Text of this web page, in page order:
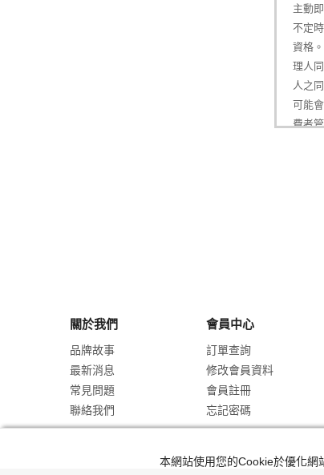
主動
不定
資格
理人
人之
可能
費者
區內
料或
資格
如有
接獲
負有
負責
範圍
載之
第三
關於我們
品牌故事
最新消息
常見問題
聯絡我們
會員中心
訂單查詢
修改會員資料
會員註冊
忘記密碼
本網站使用您的Cookie於優化網